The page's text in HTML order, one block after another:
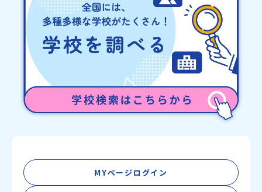
丁目25-6 みらいBASE2階 その他所在地公式HP：http://c-
platform.or.jp/お問い合わせ先担当：小川・小原E-mail：
info@miratabi.jp「おためし地域留学体験」のプログラム開催情報
を公式LINEにて配信中！ぜひご登録ください♪地域みらい留学公式
LINE
MYページログイン